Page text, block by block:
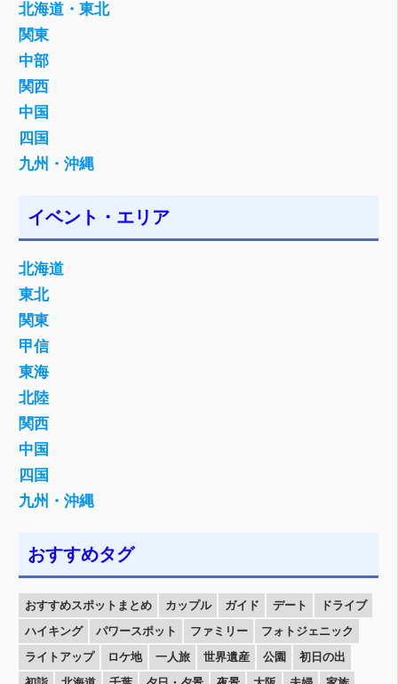
北海道・東北
関東
中部
関西
中国
四国
九州・沖縄
イベント・エリア
北海道
東北
関東
甲信
東海
北陸
関西
中国
四国
九州・沖縄
おすすめタグ
おすすめスポットまとめ カップル ガイド デート
ドライブ
ハイキング
パワースポット ファミリー
フォトジェニック
ライトアップ
ロケ地 一人旅 世界遺産 公園
初日の出